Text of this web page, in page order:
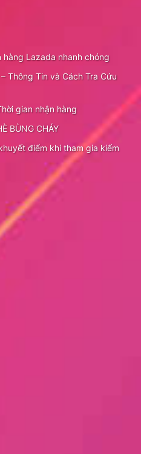
Lazada nhanh chóng
Thông Tin và Cách Tra Cứu
gian nhận hàng
BÙNG CHÁY
điểm khi tham gia kiếm